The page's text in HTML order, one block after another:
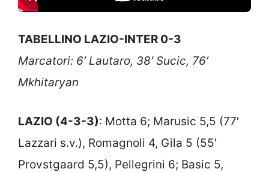
TABELLINO LAZIO-INTER 0-3
Marcatori: 6′ Lautaro, 38′ Sucic, 76′
Mkhitaryan
LAZIO (4-3-3): Motta 6; Marusic 5,5 (77′
Lazzari s.v.), Romagnoli 4, Gila 5 (55′
Provstgaard 5,5), Pellegrini 6; Basic 5,